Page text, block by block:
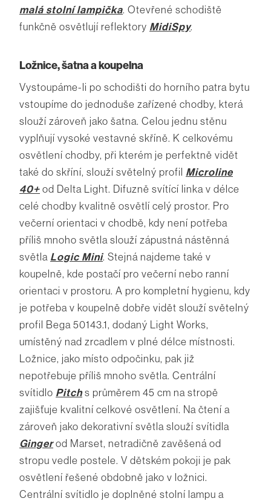
malá stolní lampička. Otevřené schodiště
funkčně osvětlují reflektory MidiSpy.
Ložnice, šatna a koupelna
Vystoupáme-li po schodišti do horního patra bytu
vstoupíme do jednoduše zařízené chodby, která
slouží zároveň jako šatna. Celou jednu stěnu
vyplňují vysoké vestavné skříně. K celkovému
osvětlení chodby, při kterém je perfektně vidět
také do skříní, slouží světelný profil Microline
40+ od Delta Light. Difuzně svítící linka v délce
celé chodby kvalitně osvětlí celý prostor. Pro
večerní orientaci v chodbě, kdy není potřeba
příliš mnoho světla slouží zápustná nástěnná
světla Logic Mini. Stejná najdeme také v
koupelně, kde postačí pro večerní nebo ranní
orientaci v prostoru. A pro kompletní hygienu, kdy
je potřeba v koupelně dobře vidět slouží světelný
profil Bega 50143.1, dodaný Light Works,
umístěný nad zrcadlem v plné délce místnosti.
Ložnice, jako místo odpočinku, pak již
nepotřebuje příliš mnoho světla. Centrální
svítidlo Pitchs průměrem 45 cm na stropě
zajišťuje kvalitní celkové osvětlení. Na čtení a
zároveň jako dekorativní světla slouží svítidla
Gingerod Marset, netradičně zavěšená od
stropu vedle postele. V dětském pokoji je pak
osvětlení řešené obdobně jako v ložnici.
Centrální svítidlo je doplněné stolní lampu a